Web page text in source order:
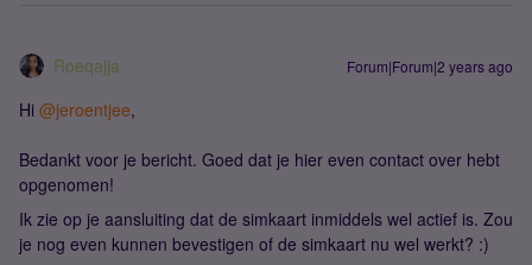
Roeqajja Forum|Forum|2 years ago
Hi @jeroentjee,
Bedankt voor je bericht. Goed dat je hier even contact over hebt
opgenomen!
Ik zie op je aansluiting dat de simkaart inmiddels wel actief is. Zou
je nog even kunnen bevestigen of de simkaart nu wel werkt? :)